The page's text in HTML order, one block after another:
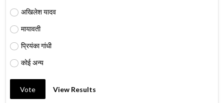
अखिलेश यादव
मायावती
प्रियंका गांधी
कोई अन्य
Vote View Results